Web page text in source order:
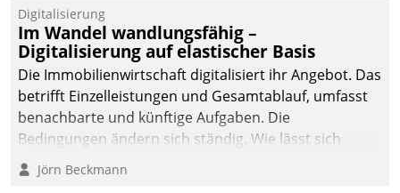
Digitalisierung
Im Wandel wandlungsfähig –
Digitalisierung auf elastischer Basis
Die Immobilienwirtschaft digitalisiert ihr Angebot. Das
betrifft Einzelleistungen und Gesamtablauf, umfasst
benachbarte und künftige Aufgaben. Die
Bedingungen ändern sich ständig. Wie lässt sich
technisch die Kontrolle wahren und zugleich Freiraum
fürs Wachsen öffnen?
Jörn Beckmann